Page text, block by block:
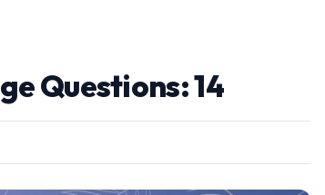
Questions: 14